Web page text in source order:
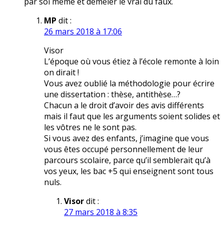
MP dit :
26 mars 2018 à 17:06
Visor
L’époque où vous étiez à l’école remonte à loin
on dirait !
Vous avez oublié la méthodologie pour écrire
une dissertation : thèse, antithèse…?
Chacun a le droit d’avoir des avis différents
mais il faut que les arguments soient solides et
les vôtres ne le sont pas.
Si vous avez des enfants, j’imagine que vous
vous êtes occupé personnellement de leur
parcours scolaire, parce qu’il semblerait qu’à
vos yeux, les bac +5 qui enseignent sont tous
nuls.
Visordit :
27 mars 2018 à 8:35